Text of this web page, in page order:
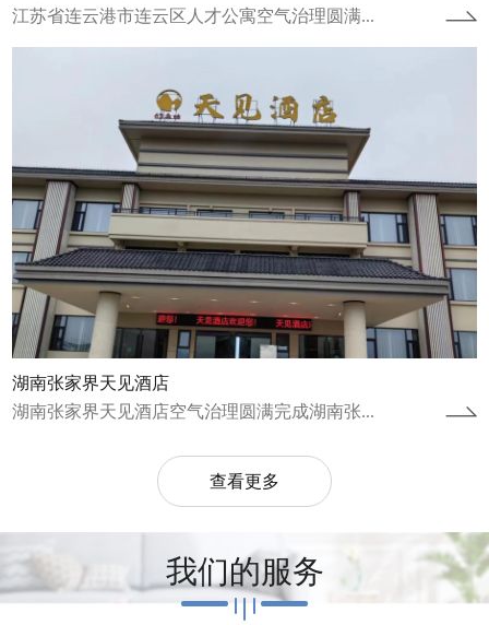
江苏省连云港市连云区人才公寓空气治理圆满...
湖南张家界天见酒店
湖南张家界天见酒店空气治理圆满完成湖南张...
查看更多
我们的服务